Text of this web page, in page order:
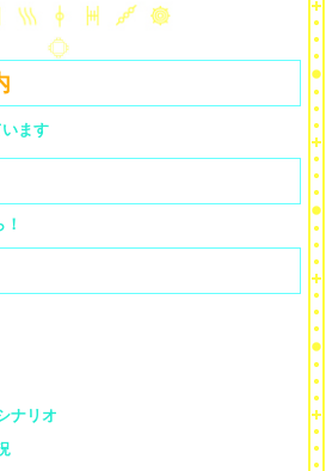
ます
ナリオ